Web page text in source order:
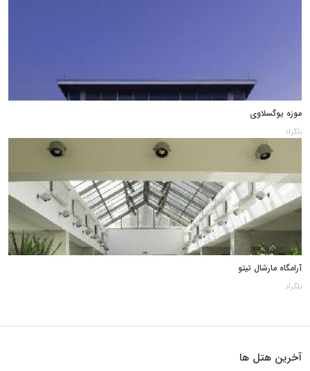
موزه یوگسلاوی
بلگراد
آرامگاه مارشال تیتو
بلگراد
آخرین هتل ها